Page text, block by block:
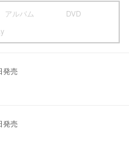
アルバム
DVD
発売
発売